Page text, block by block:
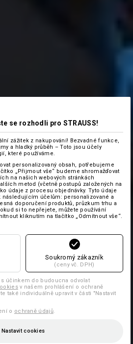
se rozhodli pro STRAUSS!
zážitek z nakupování! Bezvadné funkce,
a hladký průběh – Toto jsou účely
které používáme.
personalizovaný obsah, potřebujeme
„Přijmout vše“ budeme shromažďovat
na našich webových stránkách
metod (včetně postupů založených na
údaje z procesu objednávky. Tyto údaje
následujícím účelům: personalizované a
doporučení produktů, průzkum trhu a
si to nepřejete, můžete používání
kliknutím na tlačítko „Odmítnout vše“.
Soukromý zákazník
(ceny vč. DPH)
s účinkem do budoucna odvolat
v našem prohlášení o ochraně
také individuálně upravit v části "Nastavit
o ochraně údajů.
Nastavit cookies